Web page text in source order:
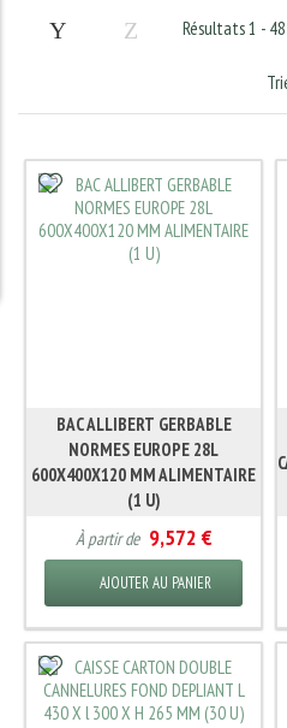
Résultats 1 -
BAC ALLIBERT GERBABLE
NORMES EUROPE 28L
600X400X120 MM ALIMENTAIRE
(1 U)
À partir de 9,572 €
AJOUTER AU PANIER